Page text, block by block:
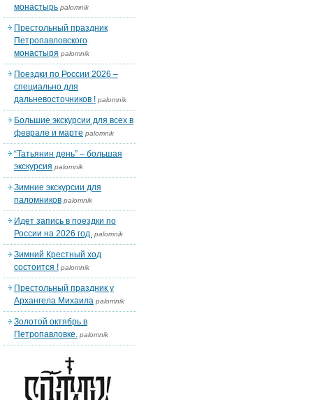
монастырь palomnik
Престольный праздник
Петропавловского
монастыря palomnik
Поездки по России 2026 –
специально для
дальневосточников ! palomnik
Большие экскурсии для всех в
феврале и марте palomnik
“Татьянин день” – большая
экскурсия palomnik
Зимние экскурсии для
паломников palomnik
Идет запись в поездки по
России на 2026 год. palomnik
Зимний Крестный ход
состоится ! palomnik
Престольный праздник у
Архангела Михаила palomnik
Золотой октябрь в
Петропавловке. palomnik